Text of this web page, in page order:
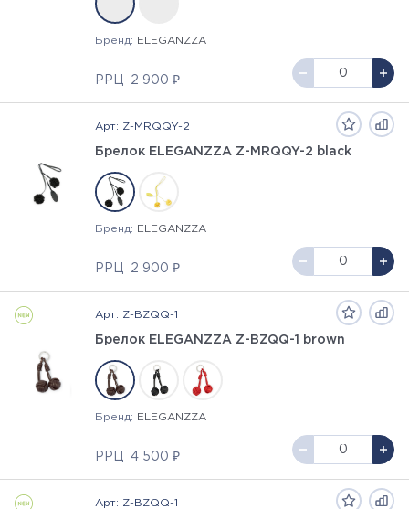
Бренд: ELEGANZZA
РРЦ 2 900 ₽
Арт: Z-MRQQY-2
Брелок ELEGANZZA Z-MRQQY-2 black
Бренд: ELEGANZZA
РРЦ 2 900 ₽
Арт: Z-BZQQ-1
Брелок ELEGANZZA Z-BZQQ-1 brown
Бренд: ELEGANZZA
РРЦ 4 500 ₽
Арт: Z-BZQQ-1